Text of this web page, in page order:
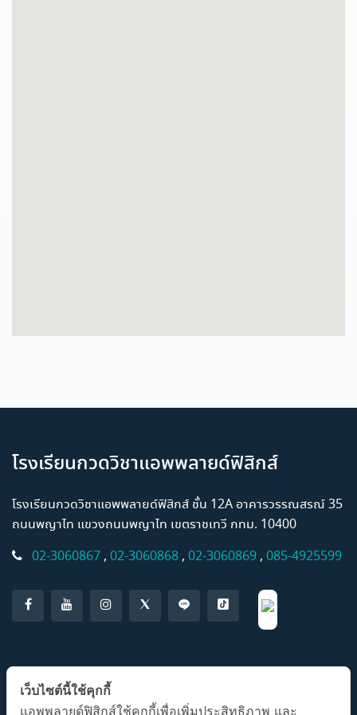
โรงเรียนกวดวิชาแอพพลายด์ฟิสิกส์
โรงเรียนกวดวิชาแอพพลายด์ฟิสิกส์ ชั้น 12A อาคารวรรณสรณ์ 35
ถนนพญาไท แขวงถนนพญาไท เขตราชเทวี กทม. 10400
02-3060867 , 02-3060868 , 02-3060869 , 085-4925599
แอปพลิเคชั่น AP Classroom
เว็บไซต์นี้ใช้คุกกี้
แอพพลายด์ฟิสิกส์ใช้คุกกี้เพื่อเพิ่มประสิทธิภาพ และ